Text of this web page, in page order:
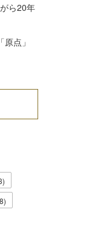
ら20年
点」
)
)